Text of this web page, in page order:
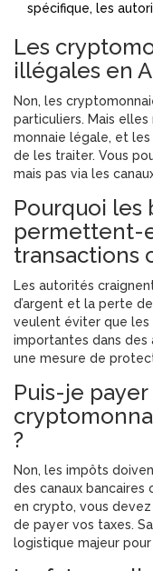
spécifique, les
Les
illégales en
Non, les
particuliers. Mais
monnaie légale, et
de les traiter. Vous
mais pas via les
Pourquoi les
permettent-
transactions
Les autorités
d’argent et la perte
veulent éviter que les
importantes dans des
une mesure de
Puis-je
?
Non, les impôts
des canaux bancaires
en crypto, vous
de payer vos taxes.
logistique majeur